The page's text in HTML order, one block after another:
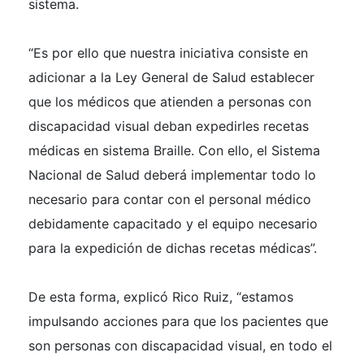
sistema.
“Es por ello que nuestra iniciativa consiste en
adicionar a la Ley General de Salud establecer
que los médicos que atienden a personas con
discapacidad visual deban expedirles recetas
médicas en sistema Braille. Con ello, el Sistema
Nacional de Salud deberá implementar todo lo
necesario para contar con el personal médico
debidamente capacitado y el equipo necesario
para la expedición de dichas recetas médicas”.
De esta forma, explicó Rico Ruiz, “estamos
impulsando acciones para que los pacientes que
son personas con discapacidad visual, en todo el